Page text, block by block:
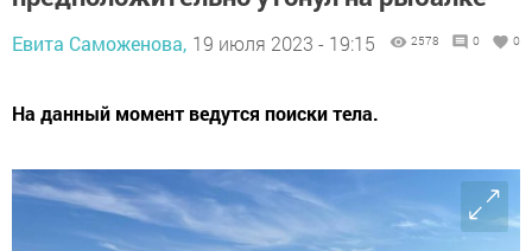
Евита Саможенова, 19 июля 2023 - 19:15 2578 0 0
На данный момент ведутся поиски тела.